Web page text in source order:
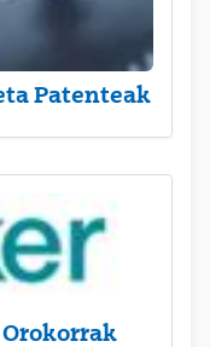
Patenteak